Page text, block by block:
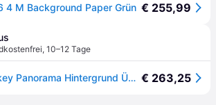
4 M Background Paper Grün € 255,99
, 10–12 Tage
Lastolite Chromakey Panorama Hintergrund Überzug (400cm, 230cm), Hintergrundsystem, Grün € 263,25